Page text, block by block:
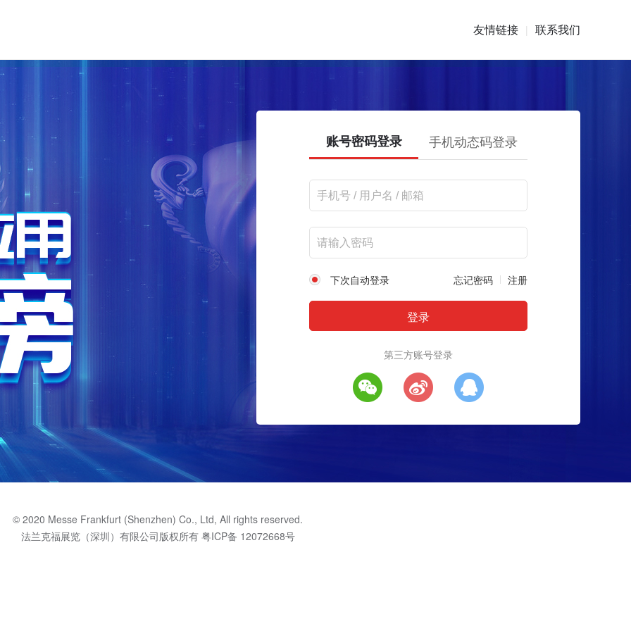
友情链接 | 联系我们
账号密码登录 手机动态码登录
下次自动登录 忘记密码 注册
第三方账号登录
© 2020 Messe Frankfurt (Shenzhen) Co., Ltd, All rights reserved.
法兰克福展览（深圳）有限公司版权所有 粤ICP备 12072668号